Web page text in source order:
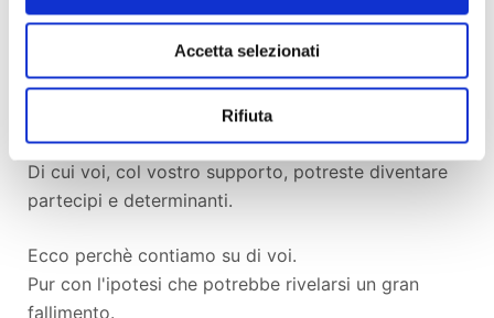
Accetta selezionati
Rifiuta
C'è qualcosa di piu' alto, di piu' nobile della
Cercare una vita passata, rivelata da un sogno... è
una follia. Ne siamo consapevoli.
Ma potrebbe tradursi in una scoperta sensazionale!
Di cui voi, col vostro supporto, potreste diventare
partecipi e determinanti.
Ecco perchè contiamo su di voi.
Pur con l'ipotesi che potrebbe rivelarsi un gran
fallimento.